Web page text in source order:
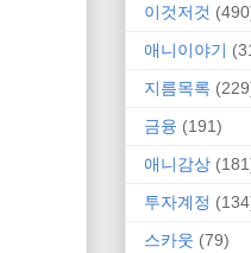
이것저것
애니이야기
지름목록
금융 (191)
애니감상
투자계정
스카웃 (79)